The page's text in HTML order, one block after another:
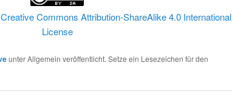
Creative Commons Attribution-ShareAlike 4.0 International
License
unter Allgemein veröffentlicht. Setze ein Lesezeichen für den